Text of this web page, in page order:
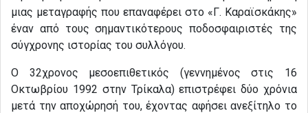
μιας μεταγραφής που επαναφέρει στο «Γ. Καραϊσκάκης»
έναν από τους σημαντικότερους ποδοσφαιριστές της
σύγχρονης ιστορίας του συλλόγου.
Ο 32χρονος μεσοεπιθετικός (γεννημένος στις 16
Οκτωβρίου 1992 στην Τρίκαλα) επιστρέφει δύο χρόνια
μετά την αποχώρησή του, έχοντας αφήσει ανεξίτηλο το